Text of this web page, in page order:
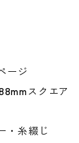
ージ
スクエア
・糸綴じ